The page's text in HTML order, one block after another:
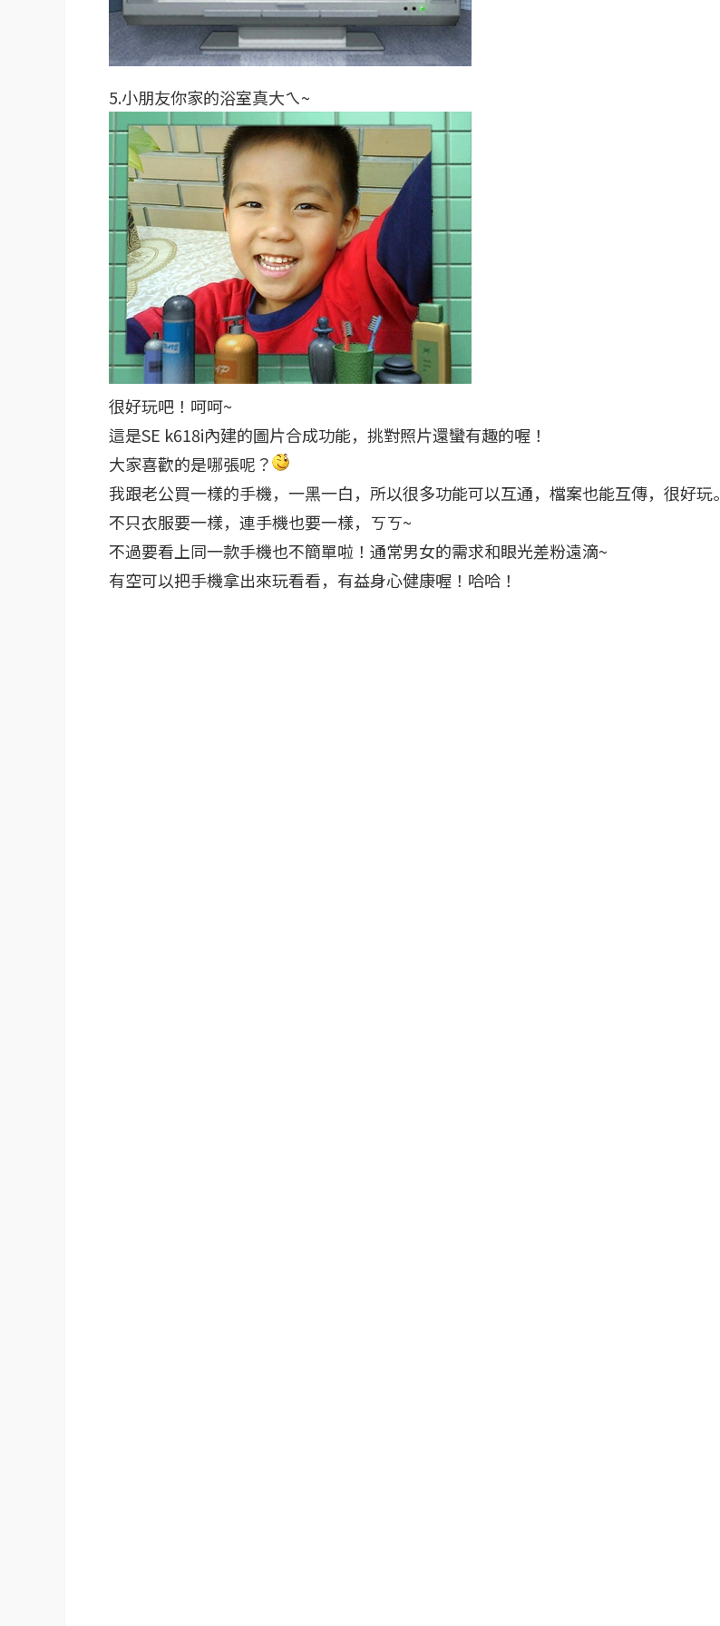
5.小朋友你家的浴室真大ㄟ~
很好玩吧！呵呵~
這是SE k618i內建的圖片合成功能，挑對照片還蠻有趣的喔！
大家喜歡的是哪張呢？
我跟老公買一樣的手機，一黑一白，所以很多功能可以互通，檔案也能互傳，很好玩。
不只衣服要一樣，連手機也要一樣， ㄎㄎ~
不過要看上同一款手機也不簡單啦！通常男女的需求和眼光差粉遠滴~
有空可以把手機拿出來玩看看，有益身心健康喔！哈哈！